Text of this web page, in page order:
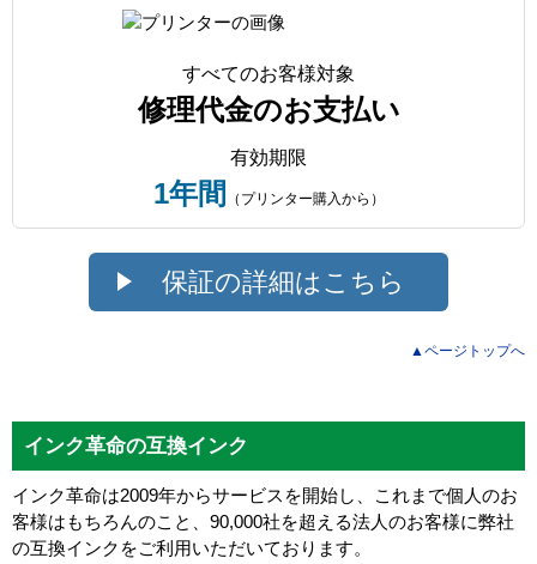
すべてのお客様対象
修理代金のお支払い
有効期限
1年間 （プリンター購入から）
保証の詳細はこちら
▲ページトップへ
インク革命の互換インク
インク革命は2009年からサービスを開始し、これまで個人のお
客様はもちろんのこと、90,000社を超える法人のお客様に弊社
の互換インクをご利用いただいております。